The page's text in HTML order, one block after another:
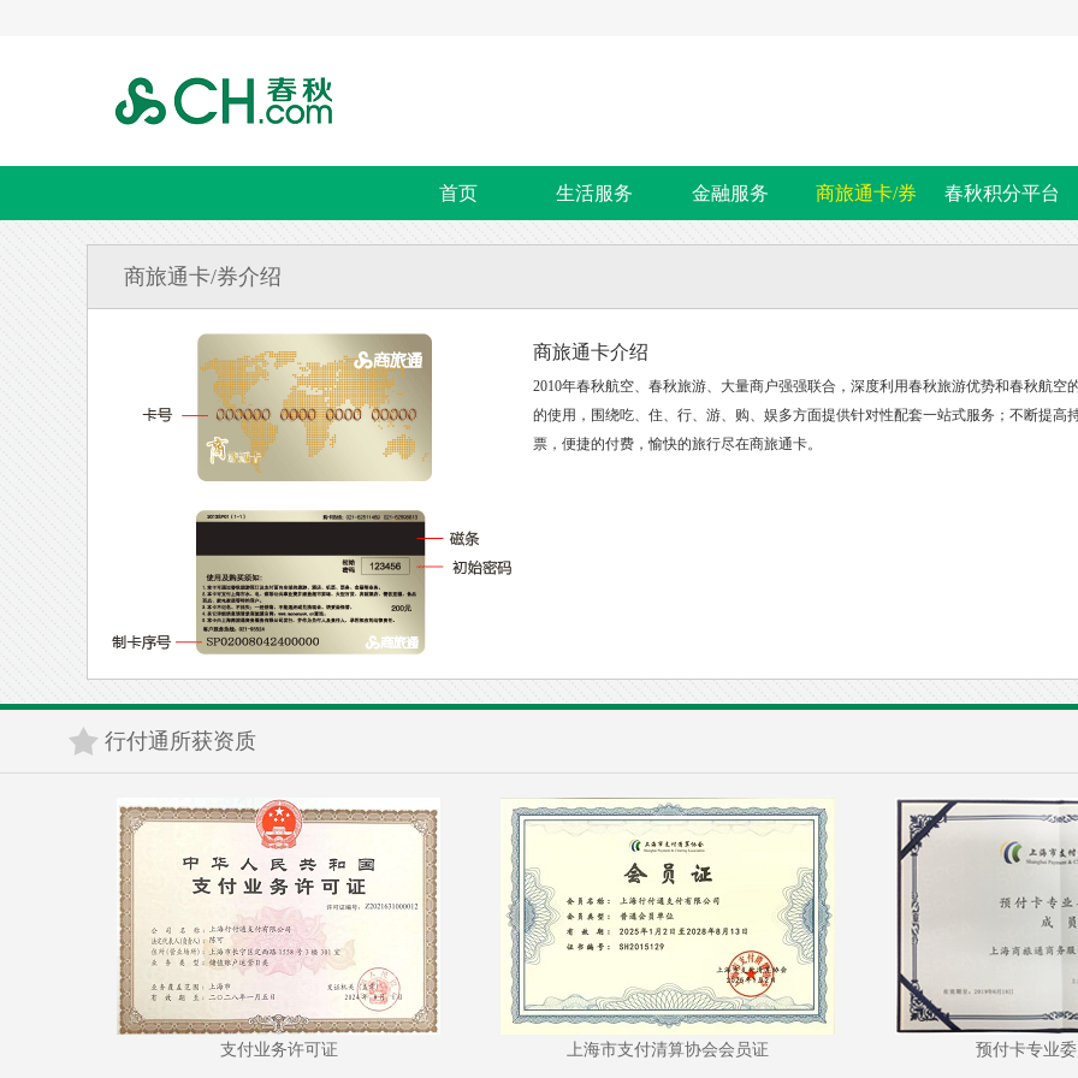
首页 生活服务 金融服务 商旅通卡/券 春秋积分平台
商旅通卡/券介绍
商旅通卡介绍
2010年春秋航空、春秋旅游、大量商户强强联合，深度利用春秋旅游优势和春秋航
的使用，围绕吃、住、行、游、购、娱多方面提供针对性配套一站式服务；不断提
票，便捷的付费，愉快的旅行尽在商旅通卡。
行付通所获资质
支付业务许可证 上海市支付清算协会会员证 预付卡专业